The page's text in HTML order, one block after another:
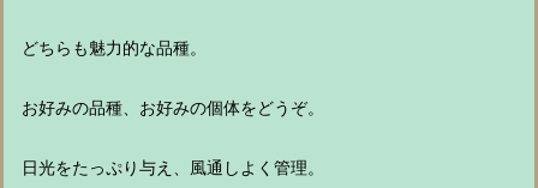
どちらも魅力的な品種。
お好みの品種、お好みの個体をどうぞ。
日光をたっぷり与え、風通しよく管理。